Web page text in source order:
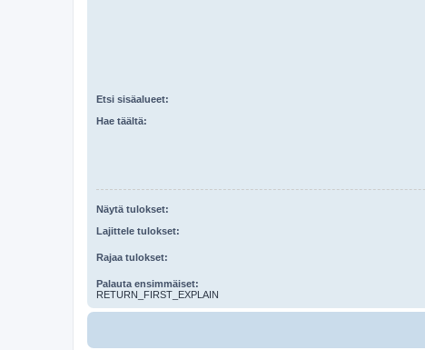
Etsi sisäalueet:
Hae täältä:
Näytä tulokset:
Lajittele tulokset:
Rajaa tulokset:
Palauta ensimmäiset:
RETURN_FIRST_EXPLAIN